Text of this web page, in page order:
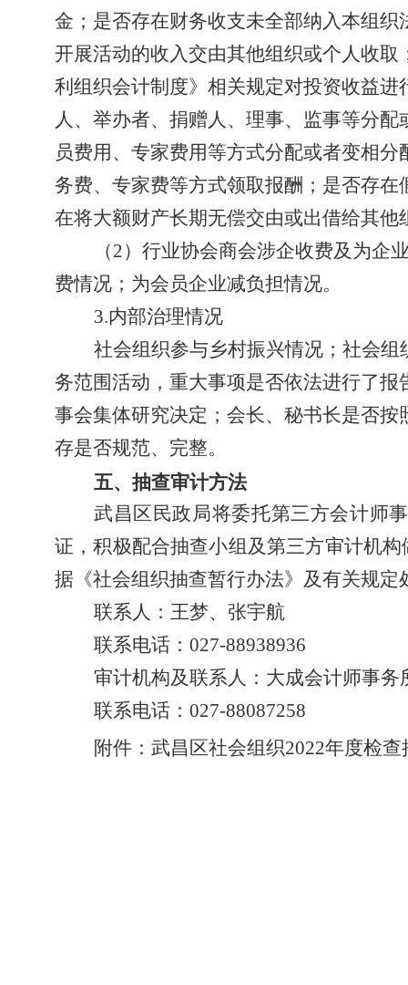
金；是否存在财务收支未全部纳入本组
开展活动的收入交由其他组织或个人收
利组织会计制度》相关规定对投资收益
人、举办者、捐赠人、理事、监事等分
员费用、专家费用等方式分配或者变相
务费、专家费等方式领取报酬；是否存在
在将大额财产长期无偿交由或出借给其
（2）行业协会商会涉企收费及为企
费情况；为会员企业减负担情况。
3.内部治理情况
社会组织参与乡村振兴情况；社会组
务范围活动，重大事项是否依法进行了
事会集体研究决定；会长、秘书长是否
存是否规范、完整。
五、抽查审计方法
武昌区民政局将委托第三方会计师
证，积极配合抽查小组及第三方审计机
据《社会组织抽查暂行办法》及有关规定
联系人：王梦、张宇航
联系电话：027-88938936
审计机构及联系人：大成会计师事
联系电话：027-88087258
附件：武昌区社会组织2022年度检查